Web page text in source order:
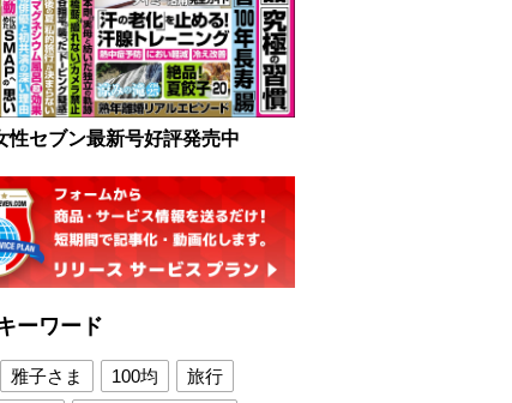
性セブン最新号好評発売中
ーワード
雅子さま 100均
旅行